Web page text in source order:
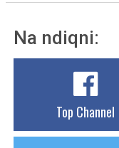
Na ndiqni:
Top Channel